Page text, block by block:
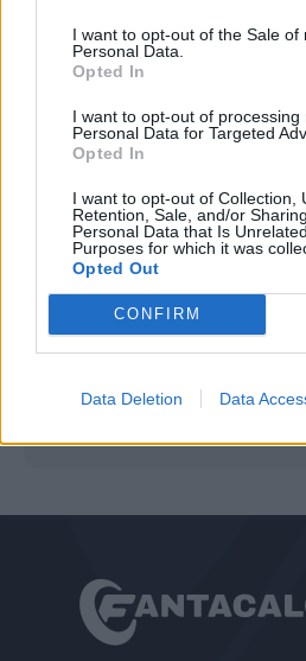
I want to opt-out of the Sale of
Personal Data.
Opted In
I want to opt-out of processing
Personal Data for Targeted
Opted In
I want to opt-out of Collection,
Retention, Sale, and/or
Personal Data that Is
Purposes for which it was
Opted Out
CONFIRM
Data Deletion Data